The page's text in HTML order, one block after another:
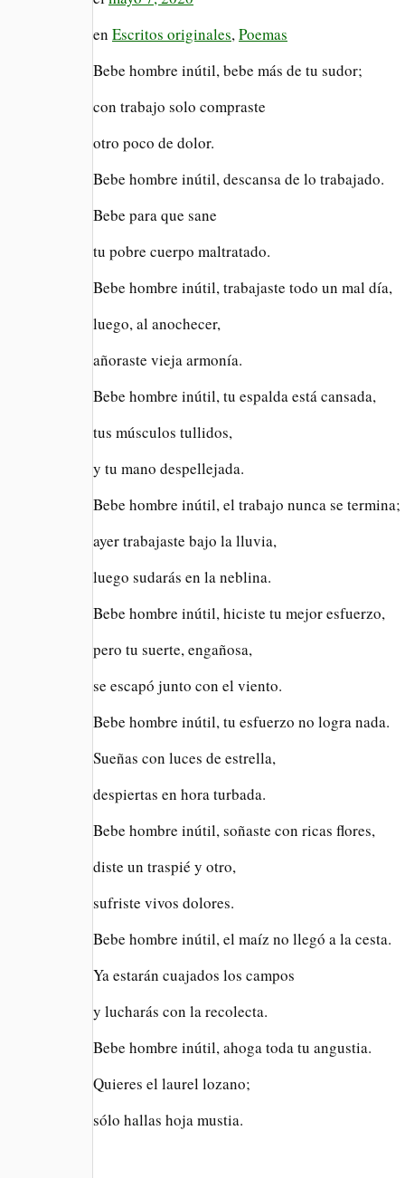
en Escritos originales,Poemas
Bebe hombre inútil, bebe más de tu sudor;
con trabajo solo compraste
otro poco de dolor.
Bebe hombre inútil, descansa de lo trabajado.
Bebe para que sane
tu pobre cuerpo maltratado.
Bebe hombre inútil, trabajaste todo un mal día,
luego, al anochecer,
añoraste vieja armonía.
Bebe hombre inútil, tu espalda está cansada,
tus músculos tullidos,
y tu mano despellejada.
Bebe hombre inútil, el trabajo nunca se termina;
ayer trabajaste bajo la lluvia,
luego sudarás en la neblina.
Bebe hombre inútil, hiciste tu mejor esfuerzo,
pero tu suerte, engañosa,
se escapó junto con el viento.
Bebe hombre inútil, tu esfuerzo no logra nada.
Sueñas con luces de estrella,
despiertas en hora turbada.
Bebe hombre inútil, soñaste con ricas flores,
diste un traspié y otro,
sufriste vivos dolores.
Bebe hombre inútil, el maíz no llegó a la cesta.
Ya estarán cuajados los campos
y lucharás con la recolecta.
Bebe hombre inútil, ahoga toda tu angustia.
Quieres el laurel lozano;
sólo hallas hoja mustia.